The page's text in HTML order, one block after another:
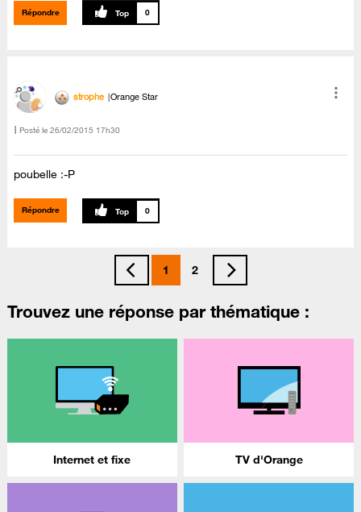
Répondre 0
strophe Orange Star
Posté le ‎26/02/2015 17h30
poubelle :-P
Répondre 0
1 2
Trouvez une réponse par thématique :
Internet et fixe TV d'Orange